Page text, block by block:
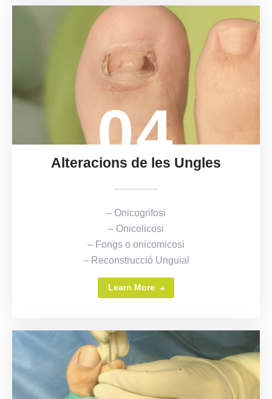
04
Alteracions de les Ungles
– Onicogrifosi
– Onicolicosi
– Fongs o onicomicosi
– Reconstrucció Unguial
Learn More